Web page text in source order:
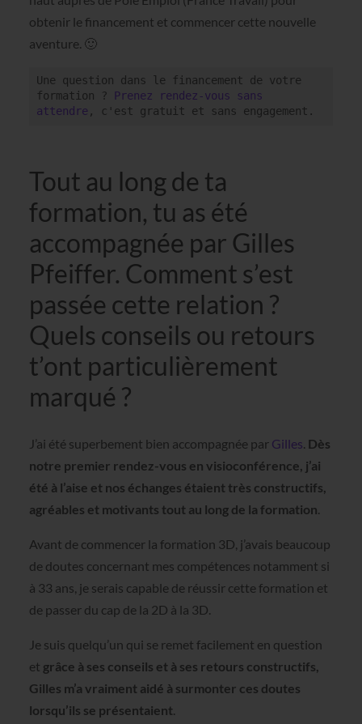
obtenir le financement et commencer cette nouvelle
aventure. 🙂
Une question dans le financement de votre
formation ? Prenez rendez-vous sans
attendre , c'est gratuit et sans engagement.
Tout au long de ta
formation, tu as été
accompagnée par Gilles
Pfeiffer. Comment s’est
passée cette relation ?
Quels conseils ou retours
t’ont particulièrement
marqué ?
J’ai été superbement bien accompagnée par Gilles Dès
notre premier rendez-vous en visioconférence, j’ai
été à l’aise et nos échanges étaient très constructifs,
agréables et motivants tout au long de la formation
Avant de commencer la formation 3D, j’avais beaucoup
de doutes concernant mes compétences notamment si
à 33 ans, je serais capable de réussir cette formation et
de passer du cap de la 2D à la 3D.
Je suis quelqu’un qui se remet facilement en question
et grâce à ses conseils et à ses retours constructifs,
Gilles m’a vraiment aidé à surmonter ces doutes
lorsqu’ils se présentaient.